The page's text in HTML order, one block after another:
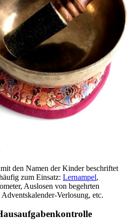
den Namen der Kinder beschriftet
zum Einsatz: Lernampel,
Auslosen von begehrten
Verlosung, etc.